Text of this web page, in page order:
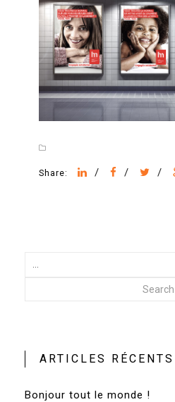
Share: / / /
Search
ARTICLES RÉCENTS
Bonjour tout le monde !